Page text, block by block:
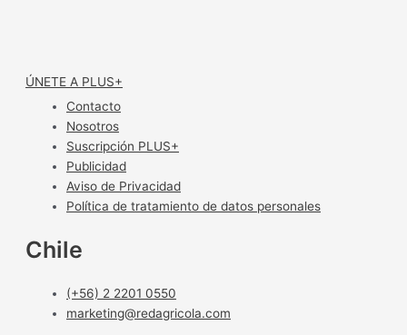
ÚNETE A PLUS+
Contacto
Nosotros
Suscripción PLUS+
Publicidad
Aviso de Privacidad
Política de tratamiento de datos personales
Chile
(+56) 2 2201 0550
marketing@redagricola.com